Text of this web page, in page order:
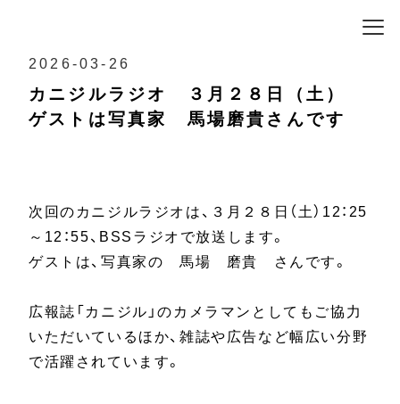
2026-03-26
カニジルラジオ ３月２８日（土）
ゲストは写真家 馬場磨貴さんです
次回のカニジルラジオは、３月２８日（土）12：25
～12：55、BSSラジオで放送します。
ゲストは、写真家の 馬場 磨貴 さんです。
広報誌「カニジル」のカメラマンとしてもご協力
いただいているほか、雑誌や広告など幅広い分野
で活躍されています。